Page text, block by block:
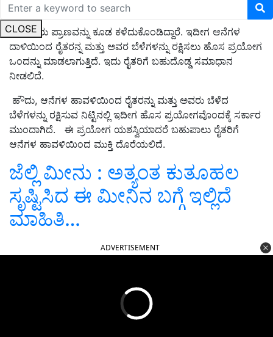
CLOSE
ಯಶಸ್ವಿಯಾಗಿರಲಿಲ್ಲ. ಇದರಿಂದ ರೈತರು ಸಾಕಷ್ಟು ತೊಂದರೆಗೆ ಒಳಗಾಗಿದ್ದರು.
ಕೆಲ ಜನರು ಪ್ರಾಣವನ್ನು ಕೂಡ ಕಳೆದುಕೊಂಡಿದ್ದಾರೆ. ಇದೀಗ ಆನೆಗಳ
ದಾಳಿಯಿಂದ ರೈತರನ್ನ ಮತ್ತು ಅವರ ಬೆಳೆಗಳನ್ನು ರಕ್ಷಿಸಲು ಹೊಸ ಪ್ರಯೋಗ
ಒಂದನ್ನು ಮಾಡಲಾಗುತ್ತಿದೆ. ಇದು ರೈತರಿಗೆ ಬಹುದೊಡ್ಡ ಸಮಾಧಾನ
ನೀಡಲಿದೆ.
ಹೌದು, ಆನೆಗಳ ಹಾವಳಿಯಿಂದ ರೈತರನ್ನು ಮತ್ತು ಅವರು ಬೆಳೆದ
ಬೆಳೆಗಳನ್ನು ರಕ್ಷಿಸುವ ನಿಟ್ಟಿನಲ್ಲಿ ಇದೀಗ ಹೊಸ ಪ್ರಯೋಗವೊಂದಕ್ಕೆ ಸರ್ಕಾರ
ಮುಂದಾಗಿದೆ. ಈ ಪ್ರಯೋಗ ಯಶಸ್ವಿಯಾದರೆ ಬಹುಪಾಲು ರೈತರಿಗೆ
ಆನೆಗಳ ಹಾವಳಿಯಿಂದ ಮುಕ್ತಿ ದೊರೆಯಲಿದೆ.
ಜೆಲ್ಲಿ ಮೀನು : ಅತ್ಯಂತ ಕುತೂಹಲ
ಸೃಷ್ಟಿಸಿದ ಈ ಮೀನಿನ ಬಗ್ಗೆ ಇಲ್ಲಿದೆ
ಮಾಹಿತಿ…
ADVERTISEMENT